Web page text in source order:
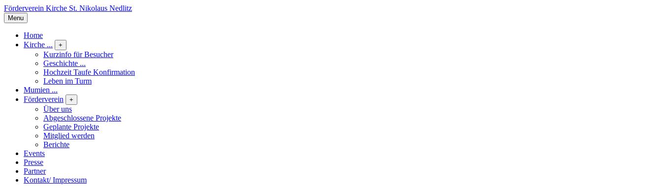
Förderverein Kirche St. Nikolaus Nedlitz
Menu
Home
Kirche ...
+
Kurzinfo für Besucher
Geschichte ...
Hochzeit Taufe Konfirmation
Leben im Turm
Mumien ...
Förderverein
+
Über uns
Abgeschlossene Projekte
Geplante Projekte
Mitglied werden
Berichte
Events
Presse
Partner
Kontakt/ Impressum